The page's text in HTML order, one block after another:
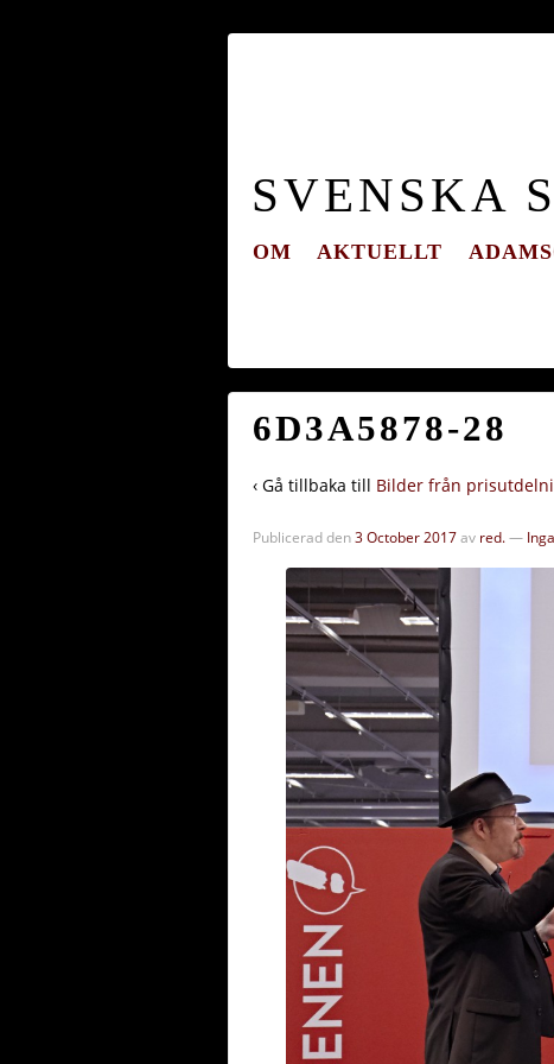
SVENSKA
OM AKTUELLT
6D3A5878-28
‹ Gå tillbaka till Bilder från
Publicerad den3 October 2017av red.—